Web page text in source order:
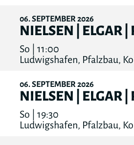
06 SEPTEMBER2026
NIELSEN | ELGAR |
So | 11:00
Ludwigshafen, Pfalzbau,
06 SEPTEMBER2026
NIELSEN | ELGAR |
So | 19:30
Ludwigshafen, Pfalzbau,